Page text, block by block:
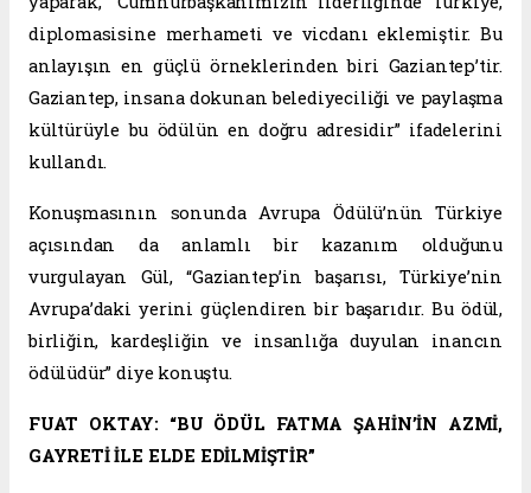
diplomasisine merhameti ve vicdanı eklemiştir. Bu
anlayışın en güçlü örneklerinden biri Gaziantep’tir.
Gaziantep, insana dokunan belediyeciliği ve paylaşma
kültürüyle bu ödülün en doğru adresidir” ifadelerini
kullandı.
Konuşmasının sonunda Avrupa Ödülü’nün Türkiye
açısından da anlamlı bir kazanım olduğunu
vurgulayan Gül, “Gaziantep’in başarısı, Türkiye’nin
Avrupa’daki yerini güçlendiren bir başarıdır. Bu ödül,
birliğin, kardeşliğin ve insanlığa duyulan inancın
ödülüdür” diye konuştu.
FUAT OKTAY: “BU ÖDÜL FATMA ŞAHİN’İN AZMİ,
GAYRETİ İLE ELDE EDİLMİŞTİR”